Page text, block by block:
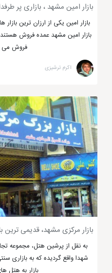
بازار امین مشهد ، بازاری پر
بازار امین یکی از ارزان ترین
بازار امین مشهد عمده فروش هستند
فروش می
اکرم ترشیزی
بازار مرکزی مشهد، قدیمی ترین
به نقل از پرشین هتل، مجموعه
شهدا واقع گردیده که به
بازار به هتل